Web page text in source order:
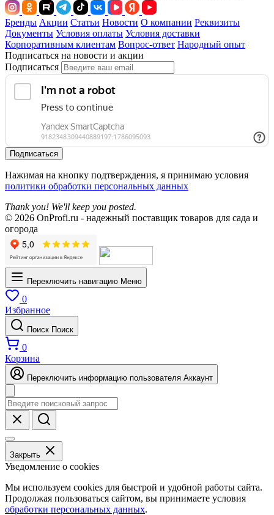
Бренды Акции Статьи Новости О компании Реквизиты
Документы Условия оплаты Условия доставки
Корпоративным клиентам Вопрос-ответ Народный опыт
Подписаться на новости и акции
Подписаться
Подписаться
Нажимая на кнопку подтверждения, я принимаю условия
политики обработки персональных данных
Thank you! We'll keep you posted.
© 2026 OnProfi.ru - надежный поставщик товаров для сада и
огорода
Переключить навигацию Меню
0
Избранное
Поиск Поиск
0
Корзина
Переключить информацию пользователя Аккаунт
Закрыть
Уведомление о cookies
Мы используем cookies для быстрой и удобной работы сайта.
Продолжая пользоваться сайтом, вы принимаете условия
обработки персональных данных.